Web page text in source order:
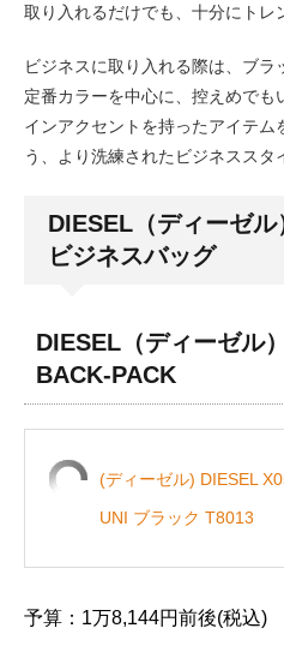
取り入れるだけでも、十分にトレ
ビジネスに取り入れる際は、ブ
定番カラーを中心に、控えめで
インアクセントを持ったアイテム
う、より洗練されたビジネススタ
DIESEL（ディーゼ
ビジネスバッグ
DIESEL（ディーゼル
BACK-PACK
(ディーゼル) DIESEL
UNI ブラック T8013
予算：1万8,144円前後(税込)